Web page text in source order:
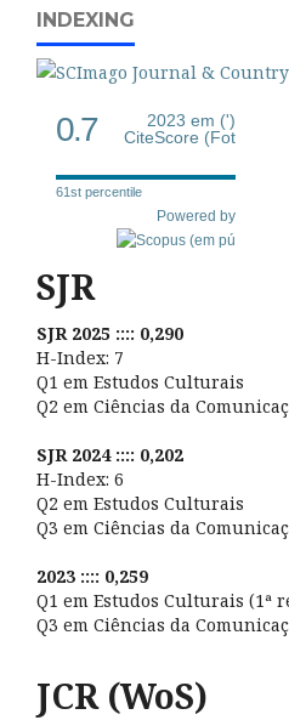
INDEXING
0.7
2023 em (')
CiteScore (Fot
61st percentile
Powered by
SJR
SJR 2025 :::: 0,290
H-Index: 7
Q1 em Estudos Culturais
Q2 em Ciências da
SJR 2024 :::: 0,202
H-Index: 6
Q2 em Estudos Culturais
Q3 em Ciências da
2023 :::: 0,259
Q1 em Estudos Culturais (1ª
Q3 em Ciências da
JCR (WoS)